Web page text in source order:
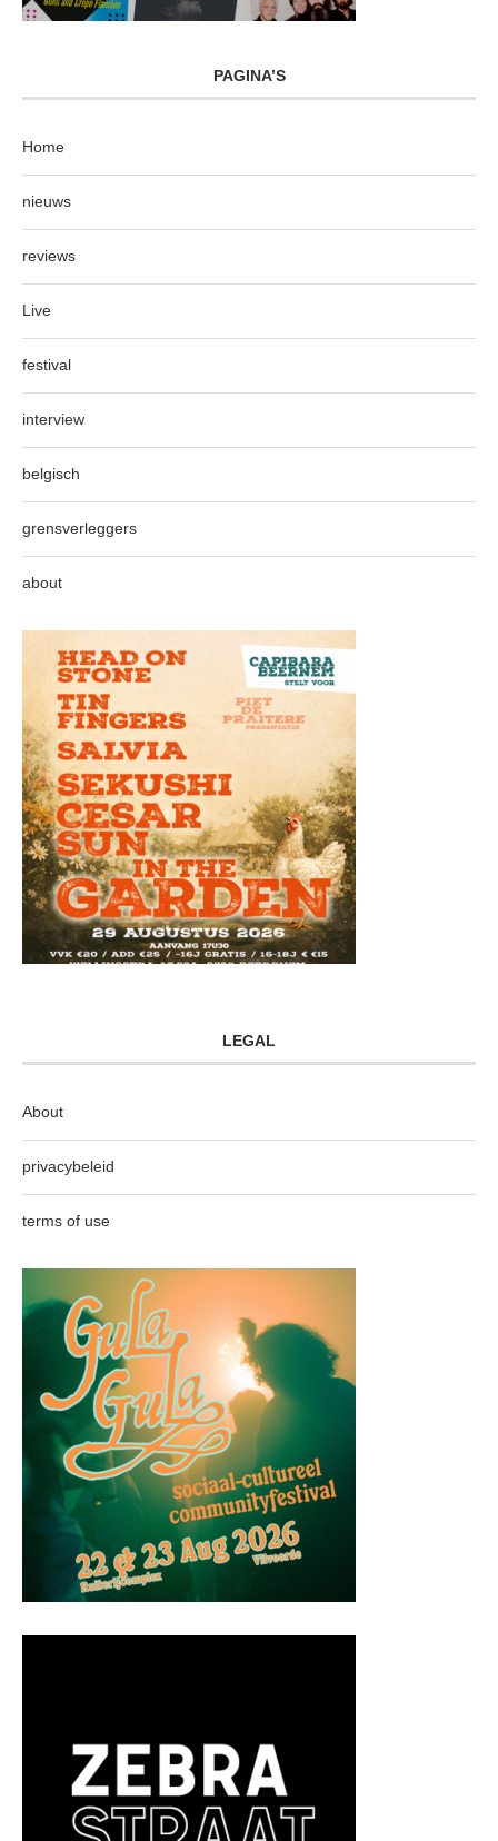
PAGINA’S
Home
nieuws
reviews
Live
festival
interview
belgisch
grensverleggers
about
LEGAL
About
privacybeleid
terms of use